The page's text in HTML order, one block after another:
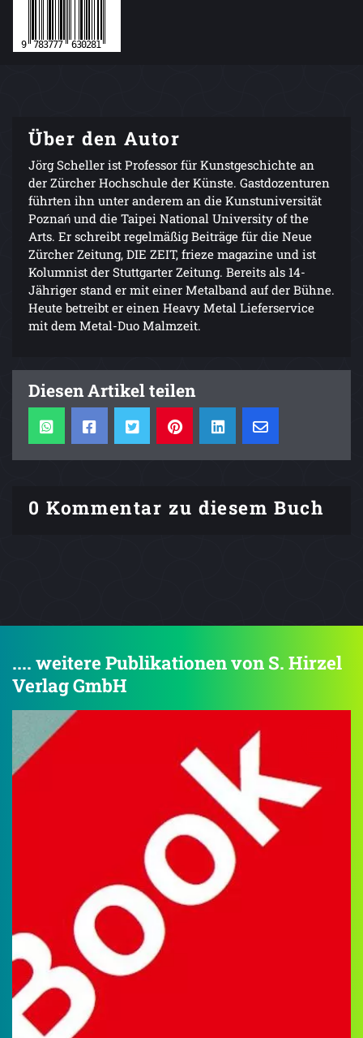
Über den Autor
Jörg Scheller ist Professor für Kunstgeschichte an
der Zürcher Hochschule der Künste. Gastdozenturen
führten ihn unter anderem an die Kunstuniversität
Poznań und die Taipei National University of the
Arts. Er schreibt regelmäßig Beiträge für die Neue
Zürcher Zeitung, DIE ZEIT, frieze magazine und ist
Kolumnist der Stuttgarter Zeitung. Bereits als 14-
Jähriger stand er mit einer Metalband auf der Bühne.
Heute betreibt er einen Heavy Metal Lieferservice
mit dem Metal-Duo Malmzeit.
Diesen Artikel teilen
0 Kommentar zu diesem Buch
.... weitere Publikationen von S. Hirzel
Verlag GmbH